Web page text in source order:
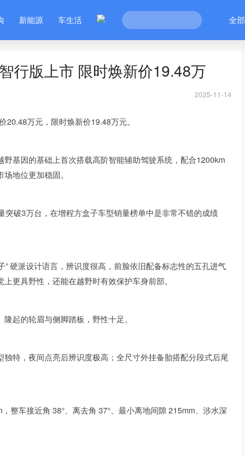
新能源 车生活 全
行版上市 限时焕新价19.48万
2025-11-14
20.48万元，限时焕新价19.48万元。
基因的基础上首次搭载高阶智能辅助驾驶系统，配合1200km
地位更加稳固。
破3万台，在增程方盒子车型销量榜单中是非常不错的成绩
” 硬派设计语言，辨识度很高，前脸依旧配备标志性的五孔进气
更具野性，还能在越野时有效保护车身前部。
起的轮眉与侧脚踏板，野性十足。
独特，夜间点亮后辨识度极高；全尺寸外挂备胎搭配分段式后尾
整车接近角 38°、离去角 37°、最小离地间隙 215mm、涉水深